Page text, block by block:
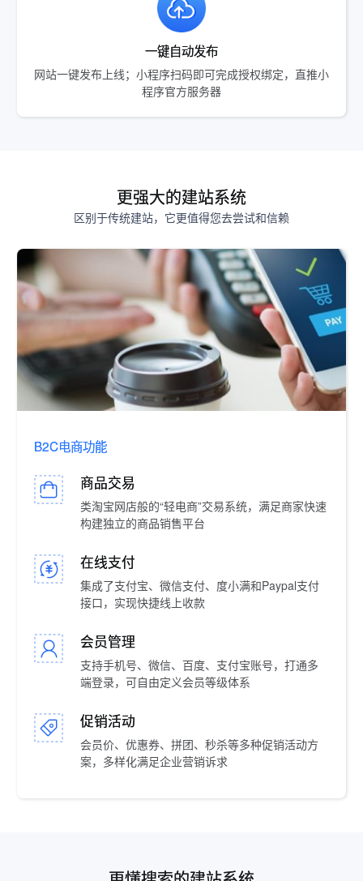
一键自动发布
网站一键发布上线；小程序扫码即可完成授权绑定，直推小
程序官方服务器
更强大的建站系统
区别于传统建站，它更值得您去尝试和信赖
B2C电商功能
商品交易
类淘宝网店般的“轻电商”交易系统，满足商家快速
构建独立的商品销售平台
在线支付
集成了支付宝、微信支付、度小满和Paypal支付
接口，实现快捷线上收款
会员管理
支持手机号、微信、百度、支付宝账号，打通多
端登录，可自由定义会员等级体系
促销活动
会员价、优惠券、拼团、秒杀等多种促销活动方
案，多样化满足企业营销诉求